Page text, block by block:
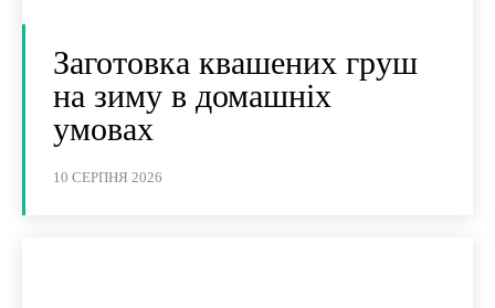
Заготовка квашених груш
на зиму в домашніх
умовах
10 СЕРПНЯ 2026